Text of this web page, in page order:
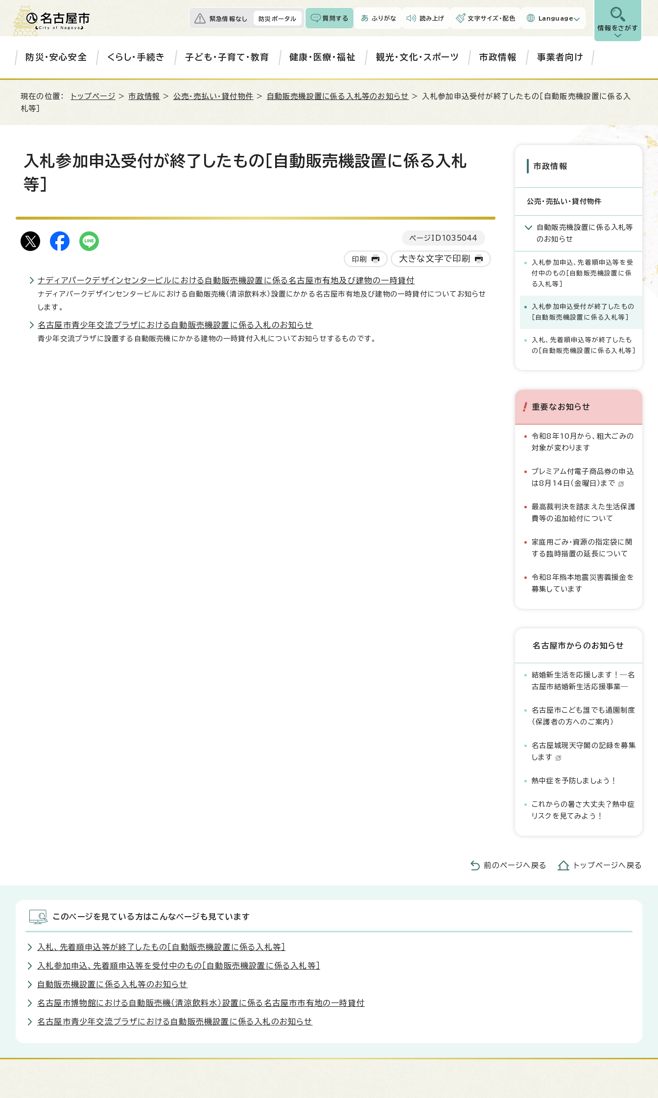
緊急情報なし 防災ポータル 質問する ふりがな 読み上げ 文字サイズ・配色 Language
情報をさがす
防災・安心安全 くらし・手続き 子ども・子育て・教育 健康・医療・福祉 観光・文化・スポーツ 市政情報 事業者向け
現在の位置： トップページ >市政情報 > 公売・売払い・貸付物件 > 自動販売機設置に係る入札等のお知らせ > 入札参加申込受付が終了したもの［自動販売機設置に係る入
札等］
入札参加申込受付が終了したもの［自動販売機設置に係る入札
等］
ページID 1035044
印刷 大きな文字で印刷
ナディアパークデザインセンタービルにおける自動販売機設置に係る名古屋市有地及び建物の一時貸付
ナディアパークデザインセンタービルにおける自動販売機（清涼飲料水）設置にかかる名古屋市有地及び建物の一時貸付についてお知らせ
します。
名古屋市青少年交流プラザにおける自動販売機設置に係る入札のお知らせ
青少年交流プラザに設置する自動販売機にかかる建物の一時貸付入札についてお知らせするものです。
市政情報
公売・売払い・貸付物件
自動販売機設置に係る入札等
のお知らせ
入札参加申込、先着順申込等を受
付中のもの［自動販売機設置に係
る入札等］
入札参加申込受付が終了したもの
［自動販売機設置に係る入札等］
入札、先着順申込等が終了したも
の［自動販売機設置に係る入札等］
重要なお知らせ
令和8年10月から、粗大ごみの
対象が変わります
プレミアム付電子商品券の申込
は8月14日（金曜日）まで
最高裁判決を踏まえた生活保護
費等の追加給付について
家庭用ごみ・資源の指定袋に関
する臨時措置の延長について
令和8年熊本地震災害義援金を
募集しています
名古屋市からのお知らせ
結婚新生活を応援します！―名
古屋市結婚新生活応援事業―
名古屋市こども誰でも通園制度
（保護者の方へのご案内）
名古屋城現天守閣の記録を募集
します
熱中症を予防しましょう！
これからの暑さ大丈夫？熱中症
リスクを見てみよう！
前のページへ戻る トップページへ戻る
このページを見ている方はこんなページも見ています
入札、先着順申込等が終了したもの［自動販売機設置に係る入札等］
入札参加申込、先着順申込等を受付中のもの［自動販売機設置に係る入札等］
自動販売機設置に係る入札等のお知らせ
名古屋市博物館における自動販売機（清涼飲料水）設置に係る名古屋市市有地の一時貸付
名古屋市青少年交流プラザにおける自動販売機設置に係る入札のお知らせ